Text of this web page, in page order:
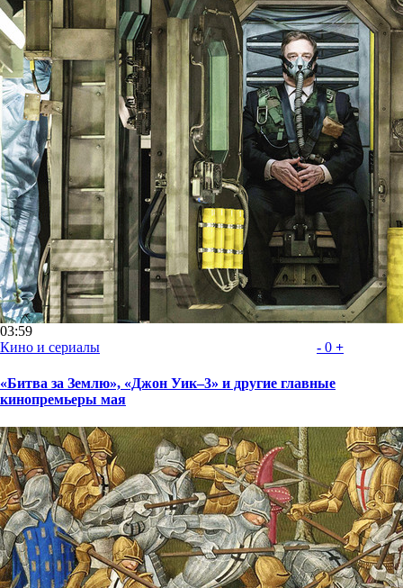
03:59
Кино и сериалы
- 0 +
«Битва за Землю», «Джон Уик–3» и другие главные
кинопремьеры мая